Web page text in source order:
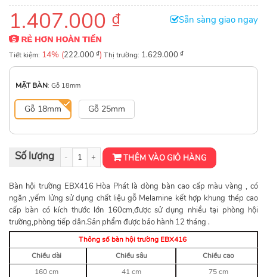
1.407.000 ₫ Sẵn sàng giao ngay
Tiết kiệm: 14% (222.000 ₫) Thị trường: 1.629.000 ₫
MẶT BÀN: Gỗ 18mm
Gỗ 18mm Gỗ 25mm
Bàn hội trường EBX416 số lượng THÊM VÀO GIỎ HÀNG
Bàn hội trường EBX416 Hòa Phát là dòng bàn cao cấp màu vàng , có
ngăn ,yếm lửng sử dụng chất liệu gỗ Melamine kết hợp khung thép cao
cấp bàn có kích thước lớn 160cm,được sử dụng nhiều tại phòng hội
trường,phòng tiếp dân.Sản phẩm được bảo hành 12 tháng .
Thông số bàn hội trường EBX416
Chiều dài
Chiều sâu
Chiều cao
160 cm
41 cm 75 cm